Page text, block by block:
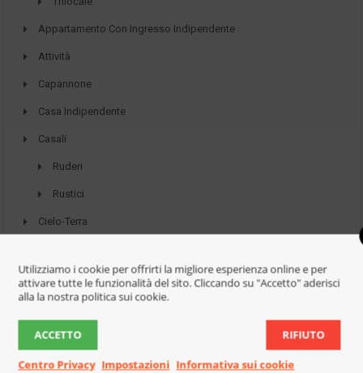
Appartamento Con Ingresso Indipendente
Attività
Capannone
Casa Indipendente
Casali
Ruderi
Rustici
Cielo-Terra
Garage/Magazzino
Locale Artigianale
Locali Commerciali
Magazzino
Utilizziamo i cookie per offrirti la migliore esperienza online e per
attivare tutte le funzionalità del sito. Cliccando su "Accetto" aderisci
alla la nostra politica sui cookie.
ACCETTO RIFIUTO
Centro Privacy Impostazioni Informativa sui cookie